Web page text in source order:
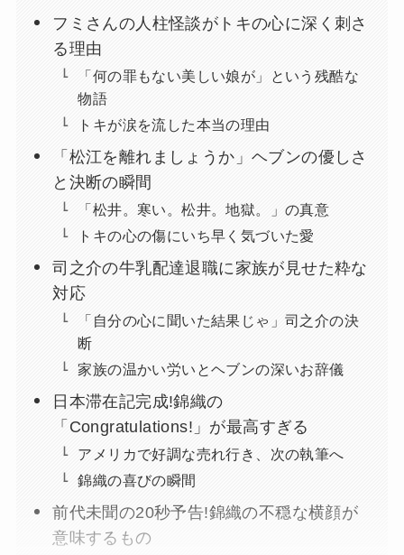
フミさんの人柱怪談がトキの心に深く刺さ
る理由
「何の罪もない美しい娘が」という残酷な
物語
トキが涙を流した本当の理由
「松江を離れましょうか」ヘブンの優しさ
と決断の瞬間
「松井。寒い。松井。地獄。」の真意
トキの心の傷にいち早く気づいた愛
司之介の牛乳配達退職に家族が見せた粋な
対応
「自分の心に聞いた結果じゃ」司之介の決
断
家族の温かい労いとヘブンの深いお辞儀
日本滞在記完成!錦織の
「Congratulations!」が最高すぎる
アメリカで好調な売れ行き、次の執筆へ
錦織の喜びの瞬間
前代未聞の20秒予告!錦織の不穏な横顔が
意味するもの